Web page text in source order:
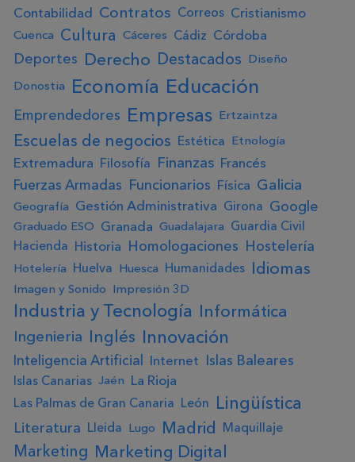
Contabilidad Contratos Correos Cristianismo
Cuenca Cultura Cáceres Cádiz Córdoba
Deportes Derecho Destacados Diseño
Donostia
Economía Educación
Emprendedores Empresas Ertzaintza
Escuelas de negocios Estética Etnología
Extremadura Filosofía Finanzas Francés
Fuerzas Armadas Funcionarios Física Galicia
Geografía Gestión Administrativa Girona Google
Graduado ESO Granada Guadalajara Guardia Civil
Hacienda Historia Homologaciones Hostelería
Hotelería Huelva Huesca Humanidades Idiomas
Imagen y Sonido Impresión 3D
Industria y Tecnología Informática
Ingenieria Inglés Innovación
Inteligencia Artificial Internet Islas Baleares
Islas Canarias Jaén La Rioja
Las Palmas de Gran Canaria León Lingüística
Literatura Lleida Lugo Madrid Maquillaje
Marketing Marketing Digital